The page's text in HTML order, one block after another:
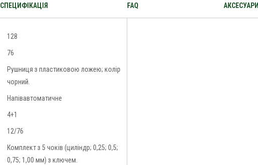
СПЕЦИФІКАЦІЯ FAQ АКСЕСУАРИ
128
76
Рушниця з пластиковою ложею; колір
чорний.
Напівавтоматичне
4+1
12/76
Комплект з 5 чоків (циліндр; 0,25; 0,5;
0,75; 1,00 мм) з ключем.